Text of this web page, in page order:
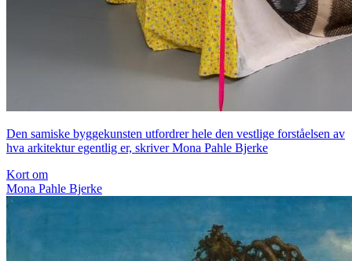
Den samiske byggekunsten utfordrer hele den vestlige forståelsen av
hva arkitektur egentlig er, skriver Mona Pahle Bjerke
Kort om
Mona Pahle Bjerke